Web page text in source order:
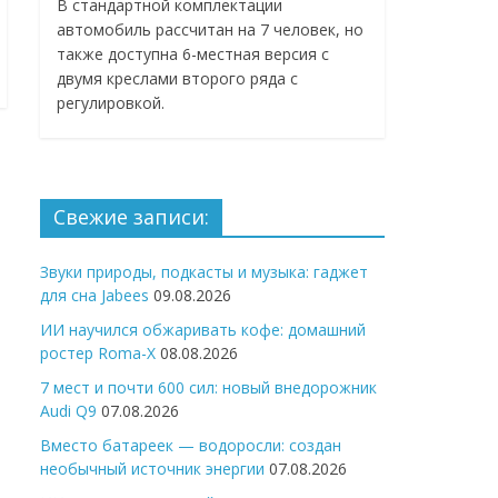
В стандартной комплектации
автомобиль рассчитан на 7 человек, но
также доступна 6-местная версия с
двумя креслами второго ряда с
регулировкой.
Свежие записи:
Звуки природы, подкасты и музыка: гаджет
для сна Jabees 09.08.2026
ИИ научился обжаривать кофе: домашний
ростер Roma-X 08.08.2026
7 мест и почти 600 сил: новый внедорожник
Audi Q9 07.08.2026
Вместо батареек — водоросли: создан
необычный источник энергии 07.08.2026